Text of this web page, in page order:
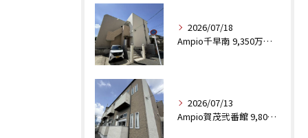
2026/07/18
Ampio千早南 9,350万（税込）
2026/07/13
Ampio賀茂弐番館 9,800万円（税込）